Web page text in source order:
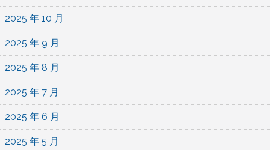
2025 年 10 月
2025 年 9 月
2025 年 8 月
2025 年 7 月
2025 年 6 月
2025 年 5 月